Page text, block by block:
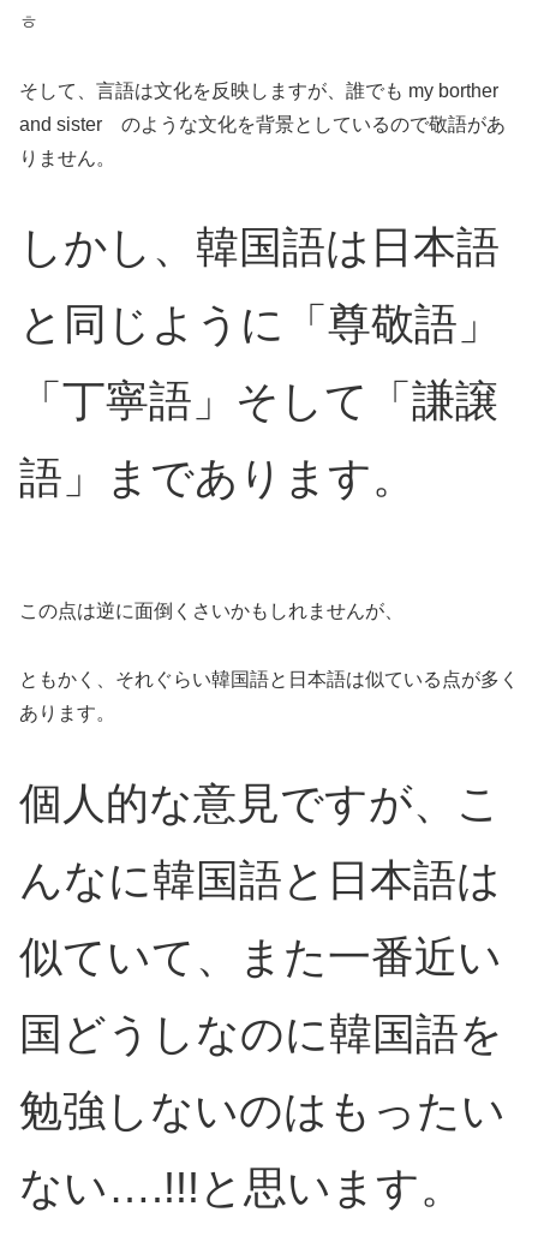
ㅎ
そして、言語は文化を反映しますが、誰でも my borther
and sister のような文化を背景としているので敬語があ
りません。
しかし、韓国語は日本語
と同じように「尊敬語」
「丁寧語」そして「謙譲
語」まであります。
この点は逆に面倒くさいかもしれませんが、
ともかく、それぐらい韓国語と日本語は似ている点が多く
あります。
個人的な意見ですが、こ
んなに韓国語と日本語は
似ていて、また一番近い
国どうしなのに韓国語を
勉強しないのはもったい
ない….!!!と思います。